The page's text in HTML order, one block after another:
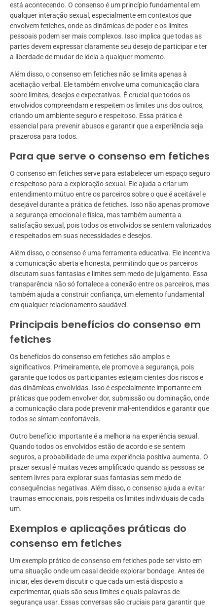
está acontecendo. O consenso é um princípio fundamental em
qualquer interação sexual, especialmente em contextos que
envolvem fetiches, onde as dinâmicas de poder e os limites
pessoais podem ser mais complexos. Isso implica que todas as
partes devem expressar claramente seu desejo de participar e ter
a liberdade de mudar de ideia a qualquer momento.
Além disso, o consenso em fetiches não se limita apenas à
aceitação verbal. Ele também envolve uma comunicação clara
sobre limites, desejos e expectativas. É crucial que todos os
envolvidos compreendam e respeitem os limites uns dos outros,
criando um ambiente seguro e respeitoso. Essa prática é
essencial para prevenir abusos e garantir que a experiência seja
prazerosa para todos.
Para que serve o consenso em fetiches
O consenso em fetiches serve para estabelecer um espaço seguro
e respeitoso para a exploração sexual. Ele ajuda a criar um
entendimento mútuo entre os parceiros sobre o que é aceitável e
desejável durante a prática de fetiches. Isso não apenas promove
a segurança emocional e física, mas também aumenta a
satisfação sexual, pois todos os envolvidos se sentem valorizados
e respeitados em suas necessidades e desejos.
Além disso, o consenso é uma ferramenta educativa. Ele incentiva
a comunicação aberta e honesta, permitindo que os parceiros
discutam suas fantasias e limites sem medo de julgamento. Essa
transparência não só fortalece a conexão entre os parceiros, mas
também ajuda a construir confiança, um elemento fundamental
em qualquer relacionamento saudável.
Principais benefícios do consenso em
fetiches
Os benefícios do consenso em fetiches são amplos e
significativos. Primeiramente, ele promove a segurança, pois
garante que todos os participantes estejam cientes dos riscos e
das dinâmicas envolvidas. Isso é especialmente importante em
práticas que podem envolver dor, submissão ou dominação, onde
a comunicação clara pode prevenir mal-entendidos e garantir que
todos se sintam confortáveis.
Outro benefício importante é a melhoria na experiência sexual.
Quando todos os envolvidos estão de acordo e se sentem
seguros, a probabilidade de uma experiência positiva aumenta. O
prazer sexual é muitas vezes amplificado quando as pessoas se
sentem livres para explorar suas fantasias sem medo de
consequências negativas. Além disso, o consenso ajuda a evitar
traumas emocionais, pois respeita os limites individuais de cada
um.
Exemplos e aplicações práticas do
consenso em fetiches
Um exemplo prático de consenso em fetiches pode ser visto em
uma situação onde um casal decide explorar bondage. Antes de
iniciar, eles devem discutir o que cada um está disposto a
experimentar, quais são seus limites e quais palavras de
segurança usar. Essas conversas são cruciais para garantir que